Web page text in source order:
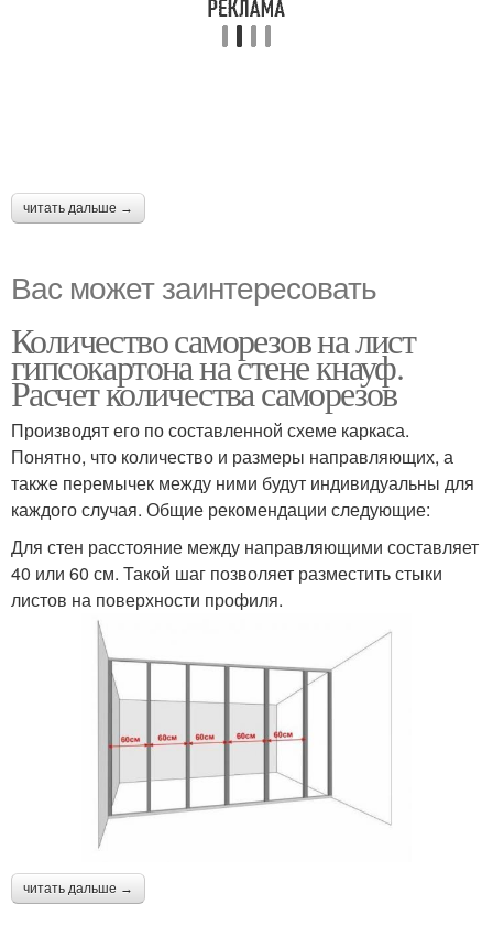
читать дальше →
Вас может заинтересовать
Количество саморезов на лист
гипсокартона на стене кнауф.
Расчет количества саморезов
Производят его по составленной схеме каркаса.
Понятно, что количество и размеры направляющих, а
также перемычек между ними будут индивидуальны для
каждого случая. Общие рекомендации следующие:
Для стен расстояние между направляющими составляет
40 или 60 см. Такой шаг позволяет разместить стыки
листов на поверхности профиля.
читать дальше →